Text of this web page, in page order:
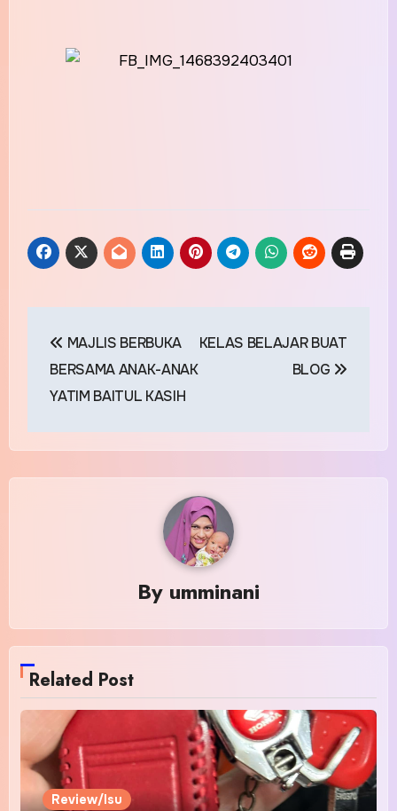
navigation
MAJLIS BERBUKA
BERSAMA ANAK-ANAK
YATIM BAITUL KASIH
KELAS BELAJAR BUAT
BLOG
By umminani
Related Post
Review/Isu